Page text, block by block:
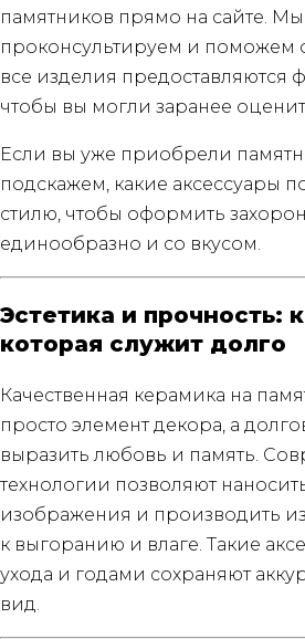
памятников прямо на сайте.
проконсультируем и поможем
все изделия предоставляются
чтобы вы могли заранее
Если вы уже приобрели
подскажем, какие аксессуары
стилю, чтобы оформить
единообразно и со вкусом.
Эстетика и прочность:
которая служит долго
Качественная керамика на
просто элемент декора, а
выразить любовь и память.
технологии позволяют
изображения и производить
к выгоранию и влаге. Такие
ухода и годами сохраняют
вид.